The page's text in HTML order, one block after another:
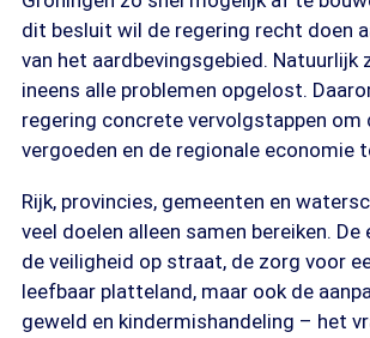
dit besluit wil de regering recht doen
van het aardbevingsgebied. Natuurlijk
ineens alle problemen opgelost.
regering concrete vervolgstappen om
vergoeden en de regionale economie
Rijk, provincies, gemeenten en
veel doelen alleen samen bereiken.
de veiligheid op straat, de zorg voor
leefbaar platteland, maar ook de
geweld en kindermishandeling – het